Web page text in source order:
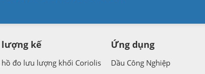
kế
đo lưu lượng khối Coriolis
Ứng dụng
Dầu Công Nghiệp